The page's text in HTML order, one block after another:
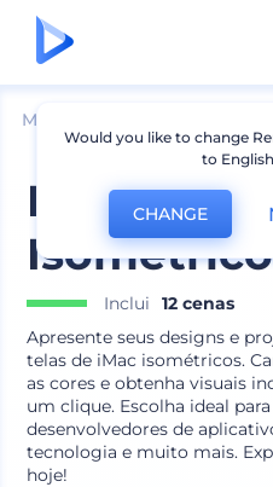
Mockups
Pacote de
Inclui
12 cenas
Apresente seus designs e
telas de iMac isométricos.
as cores e obtenha visuais
um clique. Escolha ideal
desenvolvedores de
tecnologia e muito mais.
hoje!
Would you like to change
to
CHANGE